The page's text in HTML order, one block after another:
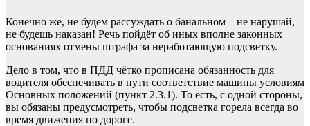
Конечно же, не будем рассуждать о банальном – не нарушай,
не будешь наказан! Речь пойдёт об иных вполне законных
основаниях отмены штрафа за неработающую подсветку.
Дело в том, что в ПДД чётко прописана обязанность для
водителя обеспечивать в пути соответствие машины условиям
Основных положений (пункт 2.3.1). То есть, с одной стороны,
вы обязаны предусмотреть, чтобы подсветка горела всегда во
время движения по дороге.